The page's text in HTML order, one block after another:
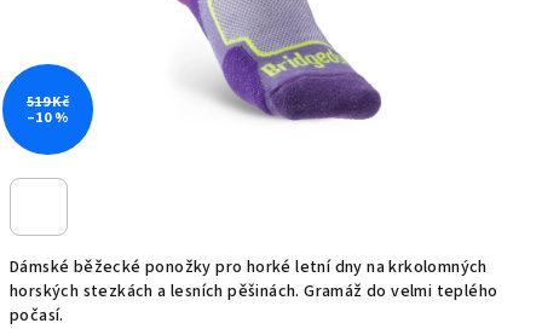
Dámské běžecké ponožky pro horké letní dny na krkolomných
horských stezkách a lesních pěšinách. Gramáž do velmi teplého
počasí.
519 Kč
–10 %